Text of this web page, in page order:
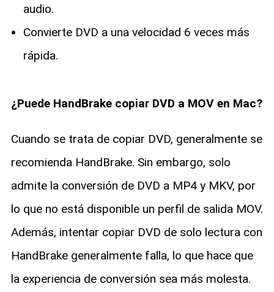
audio.
Convierte DVD a una velocidad 6 veces más
rápida.
¿Puede HandBrake copiar DVD a MOV en Mac?
Cuando se trata de copiar DVD, generalmente se
recomienda HandBrake. Sin embargo, solo
admite la conversión de DVD a MP4 y MKV, por
lo que no está disponible un perfil de salida MOV.
Además, intentar copiar DVD de solo lectura con
HandBrake generalmente falla, lo que hace que
la experiencia de conversión sea más molesta.